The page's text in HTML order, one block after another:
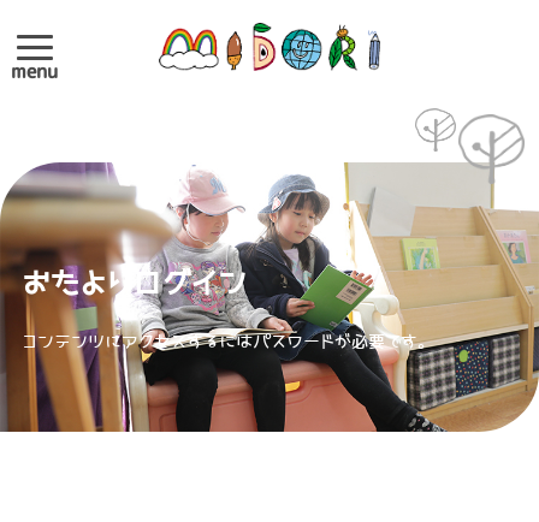
menu
おたよりログイン
コンテンツにアクセスするにはパスワードが必要です。